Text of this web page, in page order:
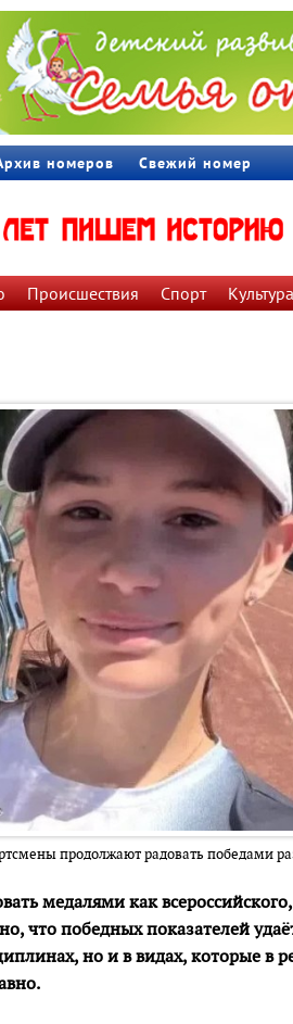
номеров Свежий номер
Проиcшествия Спорт Культура
продолжают радовать победами
медалями как
что победных показателей
но и в видах, которые в